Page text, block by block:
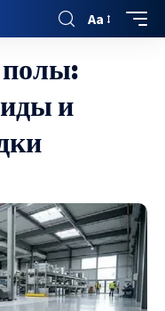
Aa
и